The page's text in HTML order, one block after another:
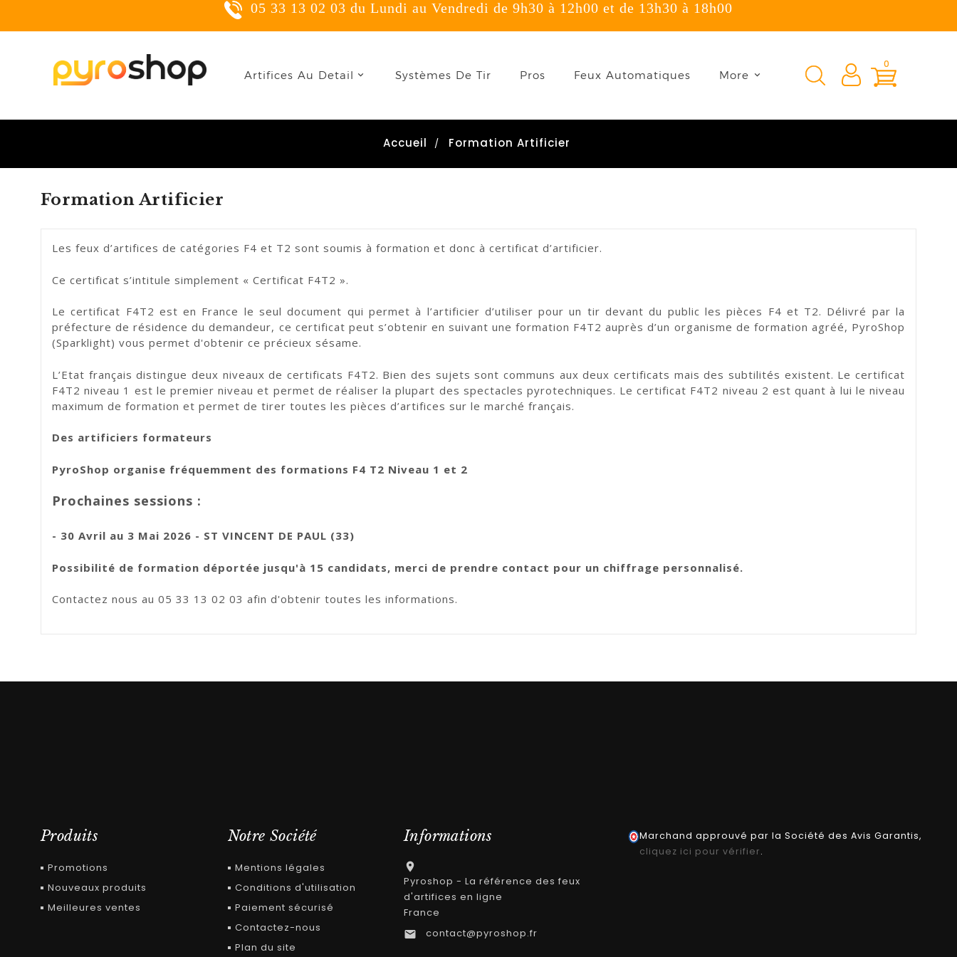
05 33 13 02 03 du Lundi au Vendredi de 9h30 à 12h00 et de 13h30 à 18h00
0
Artifices Au Detail Systèmes De Tir Pros Feux Automatiques More
Accueil Formation Artificier
Formation Artificier
Les feux d’artifices de catégories F4 et T2 sont soumis à formation et donc à certificat d’artificier.
Ce certificat s’intitule simplement « Certificat F4T2 ».
Le certificat F4T2 est en France le seul document qui permet à l’artificier d’utiliser pour un tir devant du public les pièces F4 et T2. Délivré par la
préfecture de résidence du demandeur, ce certificat peut s’obtenir en suivant une formation F4T2 auprès d’un organisme de formation agréé, PyroShop
(Sparklight) vous permet d'obtenir ce précieux sésame.
L’Etat français distingue deux niveaux de certificats F4T2. Bien des sujets sont communs aux deux certificats mais des subtilités existent. Le certificat
F4T2 niveau 1 est le premier niveau et permet de réaliser la plupart des spectacles pyrotechniques. Le certificat F4T2 niveau 2 est quant à lui le niveau
maximum de formation et permet de tirer toutes les pièces d’artifices sur le marché français.
Des artificiers formateurs
PyroShop organise fréquemment des formations F4 T2 Niveau 1 et 2
Prochaines sessions :
- 30 Avril au 3 Mai 2026 - ST VINCENT DE PAUL (33)
Possibilité de formation déportée jusqu'à 15 candidats, merci de prendre contact pour un chiffrage personnalisé.
Contactez nous au 05 33 13 02 03 afin d'obtenir toutes les informations.
Produits
Promotions
Nouveaux produits
Meilleures ventes
Notre Société
Mentions légales
Conditions d'utilisation
Paiement sécurisé
Contactez-nous
Plan du site
Informations

Pyroshop - La référence des feux
d'artifices en ligne
France
 contact@pyroshop.fr
Marchand approuvé par la Société des Avis Garantis,
cliquez ici pour vérifier.
×
You need to be logged in to save products in your wish list.